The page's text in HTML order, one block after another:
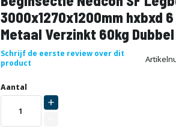
3000x1270x1200mm hxbxd
Metaal Verzinkt 60kg Dubbel
Schrijf de eerste review over dit
product
Uw
aanpassing
DIRECT
LEVERBAAR
Aantal